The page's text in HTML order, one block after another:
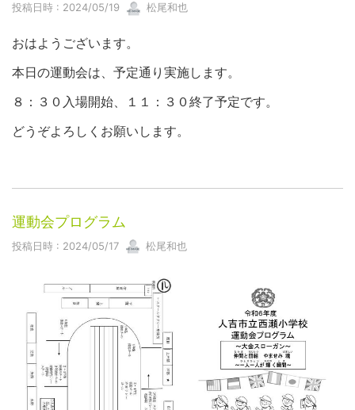
投稿日時 : 2024/05/19 松尾和也
おはようございます。
本日の運動会は、予定通り実施します。
８：３０入場開始、１１：３０終了予定です。
どうぞよろしくお願いします。
運動会プログラム
投稿日時 : 2024/05/17 松尾和也